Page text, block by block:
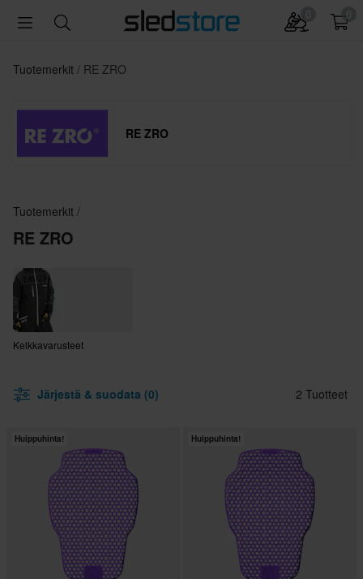
Tuotemerkit RE ZRO
RE ZRO
Tuotemerkit
RE ZRO
Kelkkavarusteet
Järjestä & suodata (0) 2 Tuotteet
Huippuhinta! Huippuhinta!